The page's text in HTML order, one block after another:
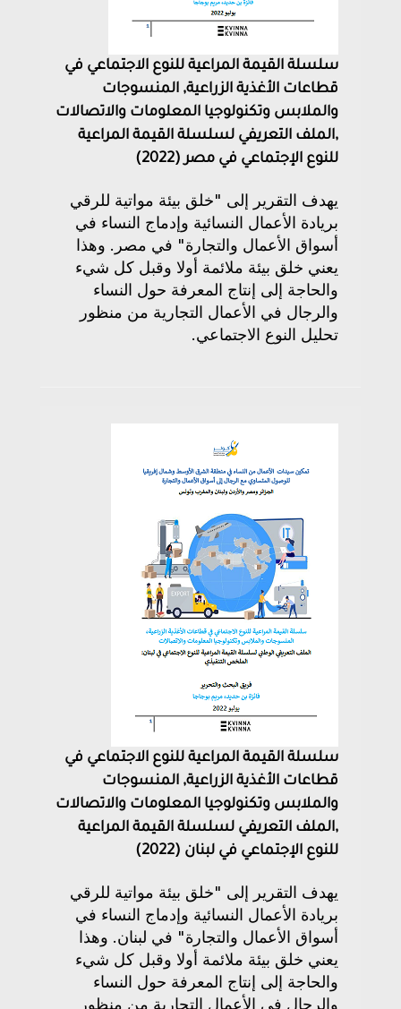
سلسلة القيمة المراعية للنوع الاجتماعي في
قطاعات الأغذية الزراعية, المنسوجات
والملابس وتكنولوجيا المعلومات والاتصالات
,الملف التعريفي لسلسلة القيمة المراعية
للنوع الإجتماعي في مصر (2022)
يهدف التقرير إلى "خلق بيئة مواتية للرقي
بريادة الأعمال النسائية وإدماج النساء في
أسواق الأعمال والتجارة" في مصر. وهذا
يعني خلق بيئة ملائمة أولا وقبل كل شيء
والحاجة إلى إنتاج المعرفة حول النساء
والرجال في الأعمال التجارية من منظور
تحليل النوع الاجتماعي.
سلسلة القيمة المراعية للنوع الاجتماعي في
قطاعات الأغذية الزراعية, المنسوجات
والملابس وتكنولوجيا المعلومات والاتصالات
,الملف التعريفي لسلسلة القيمة المراعية
للنوع الإجتماعي في لبنان (2022)
يهدف التقرير إلى "خلق بيئة مواتية للرقي
بريادة الأعمال النسائية وإدماج النساء في
أسواق الأعمال والتجارة" في لبنان. وهذا
يعني خلق بيئة ملائمة أولا وقبل كل شيء
والحاجة إلى إنتاج المعرفة حول النساء
والرجال في الأعمال التجارية من منظور